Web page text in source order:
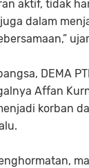
aktif, tidak
dalam
DEMA
Affan
korban